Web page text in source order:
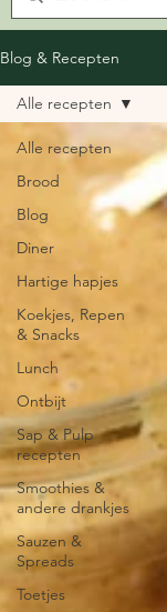
Blog & Recepten
Alle recepten
Brood
Blog
Diner
Hartige hapjes
Koekjes, Repen
& Snacks
Lunch
Ontbijt
Sap & Pulp
recepten
Smoothies &
andere drankjes
Sauzen &
Spreads
Toetjes
Alle recepten